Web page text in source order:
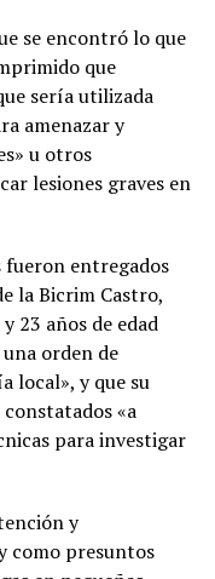
se encontró lo que
que
sería utilizada
amenazar y
u otros
lesiones graves en
fueron entregados
la Bicrim Castro,
23 años de edad
orden de
local», y que su
«a
para investigar
y
como presuntos